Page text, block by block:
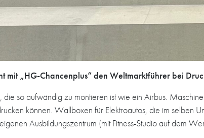
mit „HG-Chancenplus“ den Weltmarktführer bei
die so aufwändig zu montieren ist wie ein Airbus.
können. Wallboxen für Elektroautos, die im selben
Ausbildungszentrum (mit Fitness-Studio auf dem